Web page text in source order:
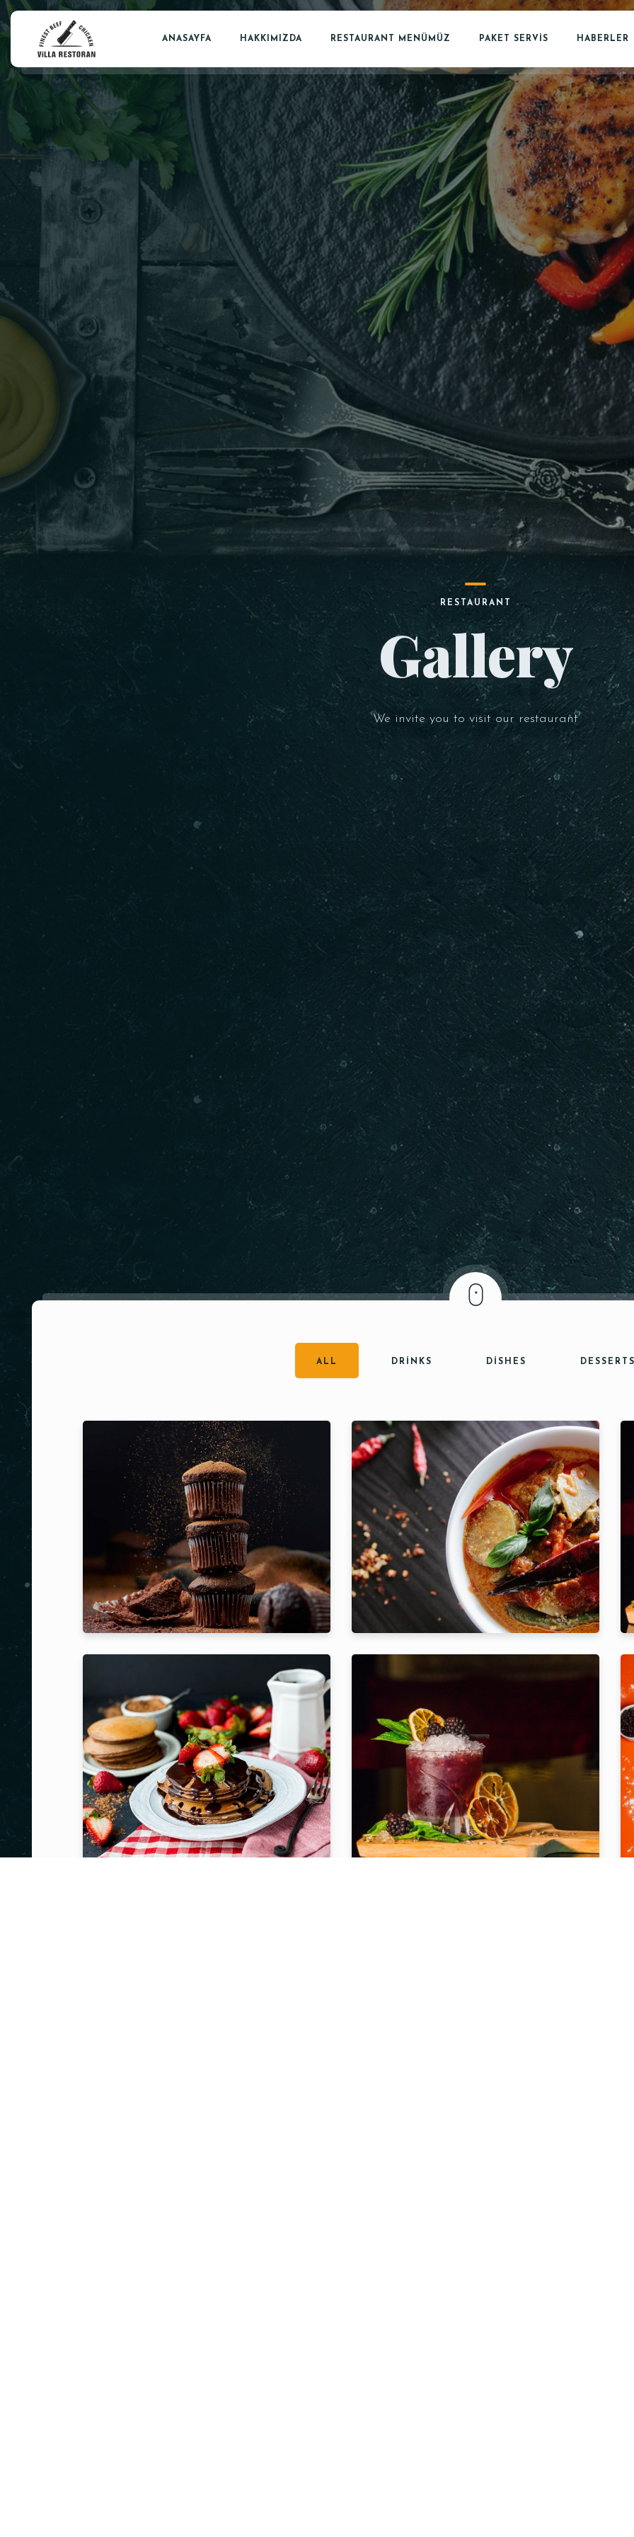
ANASAYFA HAKKIMIZDA RESTAURANT MENÜMÜZ PAKET SERVİS HABERLER
RESTAURANT
Gallery
We invite you to visit our restaurant
ALL DRINKS DISHES
Masa Rezervasyonu
REZERVE ET